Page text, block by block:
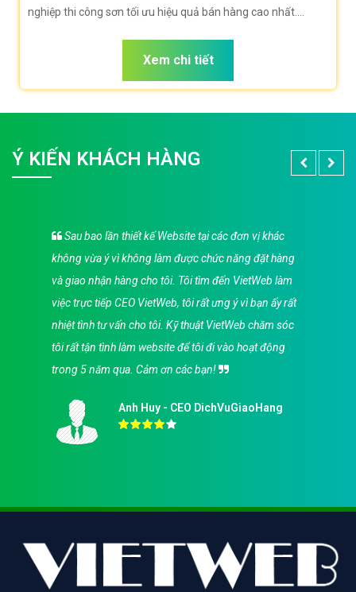
nghiệp thi công sơn tối ưu hiệu quả bán hàng cao nhất.
việt, tăng trải nghiệm người dùng duyệt app.
Xem chi tiết
Ý KIẾN KHÁCH HÀNG
Sau bao lần thiết kế Website tại các đơn vị khác
không vừa ý vì không làm được chức năng đặt hàng
và giao nhận hàng cho tôi. Tôi tìm đến VietWeb làm
việc trực tiếp CEO VietWeb, tôi rất ưng ý vì bạn ấy rất
nhiệt tình tư vấn cho tôi. Kỹ thuật VietWeb chăm sóc
tôi rất tận tình làm website để tôi đi vào hoạt động
trong 5 năm qua. Cảm ơn các bạn!
Anh Huy - CEO DichVuGiaoHang